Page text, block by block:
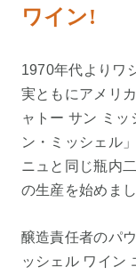
ワイン!
1970年代よりワ
実ともにアメリ
ャトー サン ミ
ン・ミッシェル
ニュと同じ瓶内
の生産を始めまし
醸造責任者のパ
ッシェル ワイン